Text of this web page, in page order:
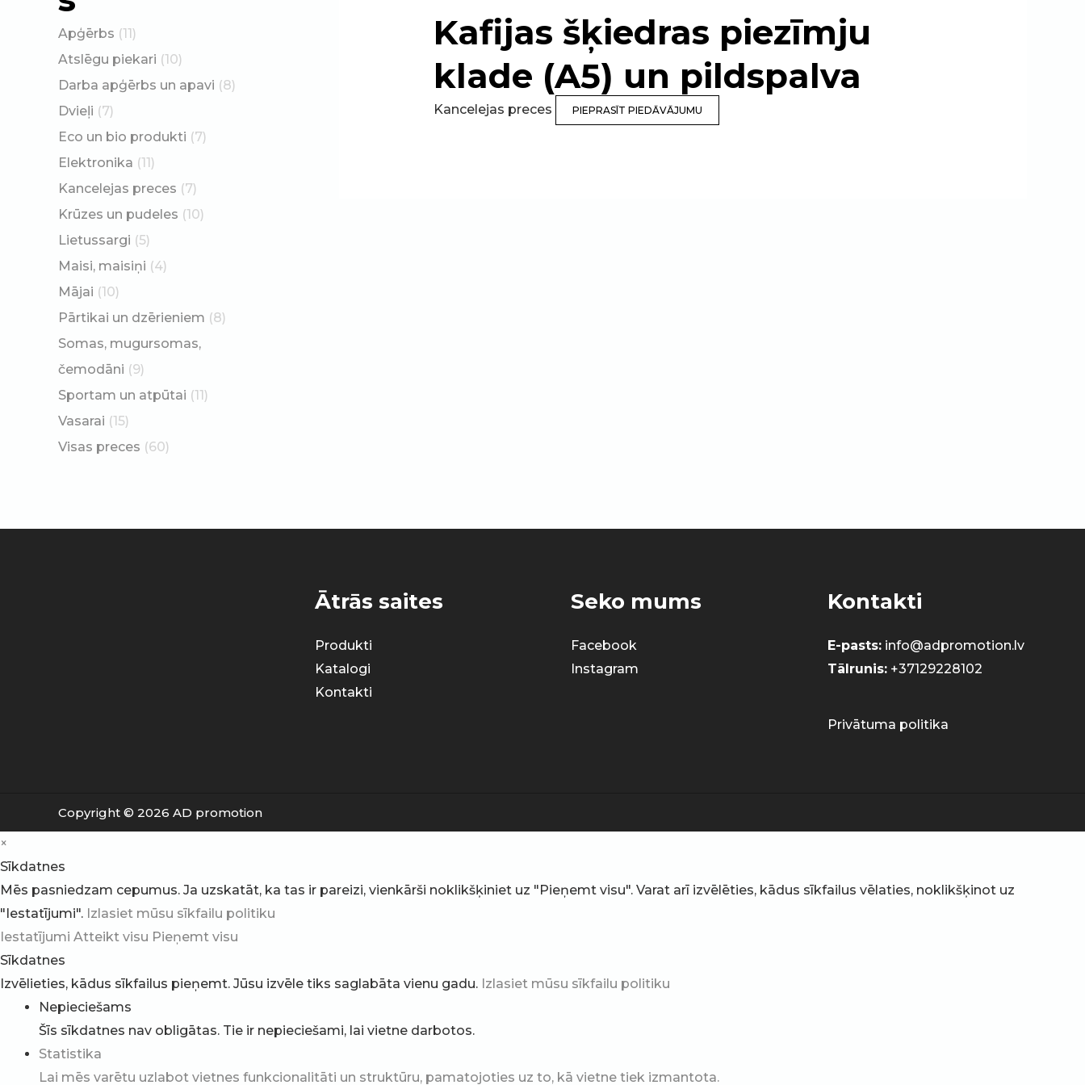
Apģērbs (11)
Atslēgu piekari (10)
Darba apģērbs un apavi (8)
Dvieļi (7)
Eco un bio produkti (7)
Elektronika (11)
Kancelejas preces (7)
Krūzes un pudeles (10)
Lietussargi (5)
Maisi, maisiņi (4)
Mājai (10)
Pārtikai un dzērieniem (8)
Somas, mugursomas,
čemodāni (9)
Sportam un atpūtai (11)
Vasarai (15)
Visas preces (60)
Kafijas šķiedras piezīmju
klade (A5) un pildspalva
Kancelejas preces PIEPRASĪT PIEDĀVĀJUMU
Ātrās saites
Produkti
Katalogi
Kontakti
Seko mums
Facebook
Instagram
Kontakti
E-pasts: info@adpromotion.lv
Tālrunis: +37129228102
Privātuma politika
Copyright © 2026 AD promotion
×
Sīkdatnes
Mēs pasniedzam cepumus. Ja uzskatāt, ka tas ir pareizi, vienkārši noklikšķiniet uz "Pieņemt visu". Varat arī izvēlēties, kādus sīkfailus vēlaties, noklikšķinot uz
"Iestatījumi". Izlasiet mūsu sīkfailu politiku
Iestatījumi Atteikt visu Pieņemt visu
Sīkdatnes
Izvēlieties, kādus sīkfailus pieņemt. Jūsu izvēle tiks saglabāta vienu gadu. Izlasiet mūsu sīkfailu politiku
Nepieciešams
Šīs sīkdatnes nav obligātas. Tie ir nepieciešami, lai vietne darbotos.
Statistika
Lai mēs varētu uzlabot vietnes funkcionalitāti un struktūru, pamatojoties uz to, kā vietne tiek izmantota.